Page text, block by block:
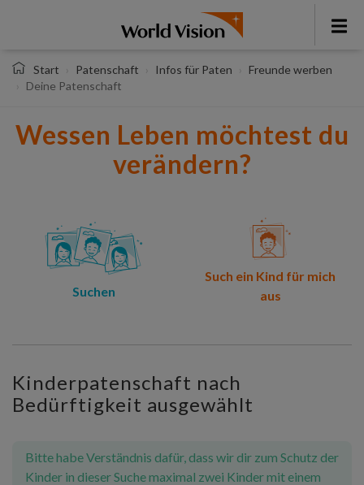
Start
Patenschaft Infos für Paten
Freunde werben
Deine Patenschaft
Wessen Leben möchtest du
verändern?
Suchen
Such ein Kind für mich
aus
Kinderpatenschaft nach
Bedürftigkeit ausgewählt
Bitte habe Verständnis dafür, dass wir dir zum Schutz der
Kinder in dieser Suche maximal zwei Kinder mit einem